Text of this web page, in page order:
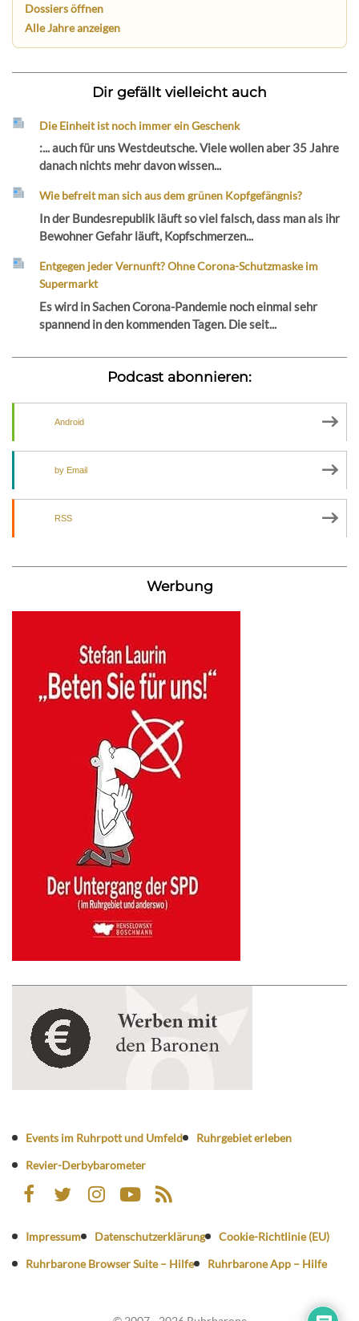
Dossiers öffnen
Alle Jahre anzeigen
Dir gefällt vielleicht auch
Die Einheit ist noch immer ein Geschenk
:... auch für uns Westdeutsche. Viele wollen aber 35 Jahre
danach nichts mehr davon wissen...
Wie befreit man sich aus dem grünen Kopfgefängnis?
In der Bundesrepublik läuft so viel falsch, dass man als ihr
Bewohner Gefahr läuft, Kopfschmerzen...
Entgegen jeder Vernunft? Ohne Corona-Schutzmaske im
Supermarkt
Es wird in Sachen Corona-Pandemie noch einmal sehr
spannend in den kommenden Tagen. Die seit...
Podcast abonnieren:
Android
by Email
RSS
Werbung
Events im Ruhrpott und Umfeld
Ruhrgebiet erleben
Revier-Derbybarometer
Impressum Datenschutzerklärung
Cookie-Richtlinie (EU)
Ruhrbarone Browser Suite – Hilfe
Ruhrbarone App – Hilfe